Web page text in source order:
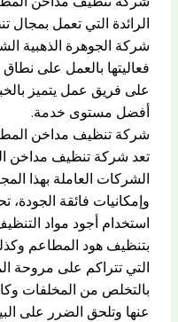
الرائدة التي تعمل
شركة الجوهرة الذهبية
فعاليتها بالعمل على
على فريق عمل يتميز
أفضل مستوى خدمة.
شركة تنظيف مداخن
تعد شركة تنظيف مداخن
الشركات العاملة بهذا
وإمكانيات فائقة
استخدام أجود مواد
بتنظيف هود المطاعم
التي تتراكم على مروحة
بالتخلص من المخلفات
عنها وتلحق الضرر على